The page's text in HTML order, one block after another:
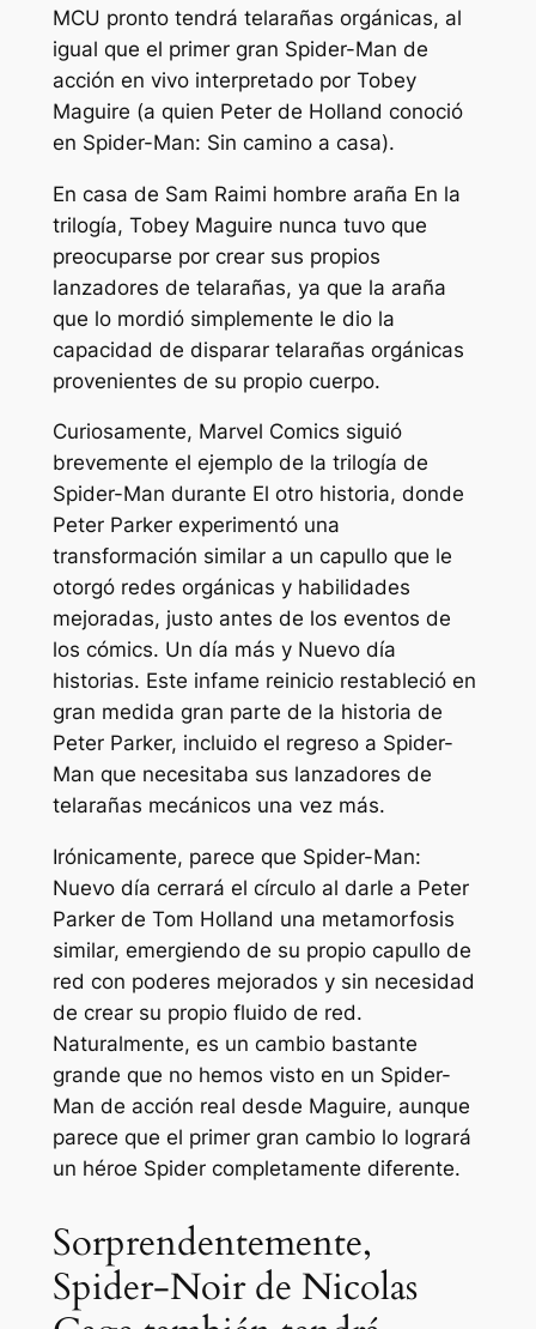
MCU pronto tendrá telarañas orgánicas, al
igual que el primer gran Spider-Man de
acción en vivo interpretado por Tobey
Maguire (a quien Peter de Holland conoció
en Spider-Man: Sin camino a casa).
En casa de Sam Raimi hombre araña En la
trilogía, Tobey Maguire nunca tuvo que
preocuparse por crear sus propios
lanzadores de telarañas, ya que la araña
que lo mordió simplemente le dio la
capacidad de disparar telarañas orgánicas
provenientes de su propio cuerpo.
Curiosamente, Marvel Comics siguió
brevemente el ejemplo de la trilogía de
Spider-Man durante El otrohistoria, donde
Peter Parker experimentó una
transformación similar a un capullo que le
otorgó redes orgánicas y habilidades
mejoradas, justo antes de los eventos de
los cómics. Un día más y Nuevo día
historias. Este infame reinicio restableció en
gran medida gran parte de la historia de
Peter Parker, incluido el regreso a Spider-
Man que necesitaba sus lanzadores de
telarañas mecánicos una vez más.
Irónicamente, parece que Spider-Man:
Nuevo día cerrará el círculo al darle a Peter
Parker de Tom Holland una metamorfosis
similar, emergiendo de su propio capullo de
red con poderes mejorados y sin necesidad
de crear su propio fluido de red.
Naturalmente, es un cambio bastante
grande que no hemos visto en un Spider-
Man de acción real desde Maguire, aunque
parece que el primer gran cambio lo logrará
un héroe Spider completamente diferente.
Sorprendentemente,
Spider-Noir de Nicolas